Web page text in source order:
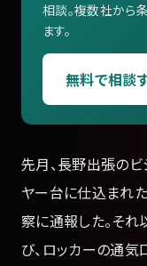
相談。複数社から
ます。
無料で相談
先月、長野出張の
ヤー台に仕込まれ
察に通報した。そ
び、ロッカーの通